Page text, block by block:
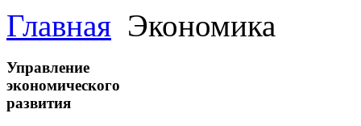
Главная Экономика
Управление
экономического
развития